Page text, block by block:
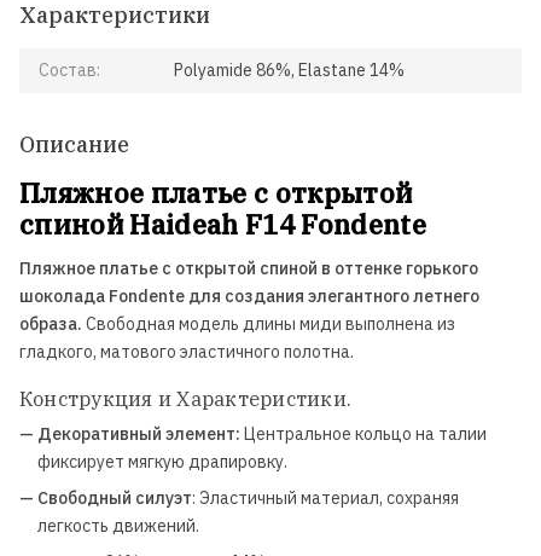
Характеристики
Состав: Polyamide 86%, Elastane 14%
Описание
Пляжное платье с открытой
спиной Haideah F14 Fondente
Пляжное платье с открытой спиной в оттенке горького
шоколада Fondente для создания элегантного летнего
образа. Свободная модель длины миди выполнена из
гладкого, матового эластичного полотна.
Конструкция и Характеристики.
— Декоративный элемент: Центральное кольцо на талии
фиксирует мягкую драпировку.
— Свободный силуэт: Эластичный материал, сохраняя
легкость движений.